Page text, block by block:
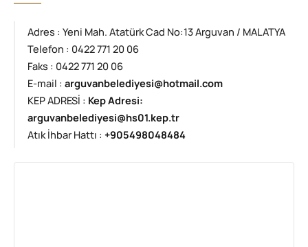
Adres : Yeni Mah. Atatürk Cad No:13 Arguvan / MALATYA
Telefon : 0422 771 20 06
Faks : 0422 771 20 06
E-mail : arguvanbelediyesi@hotmail.com
KEP ADRESİ : Kep Adresi:
arguvanbelediyesi@hs01.kep.tr
Atık İhbar Hattı : +905498048484